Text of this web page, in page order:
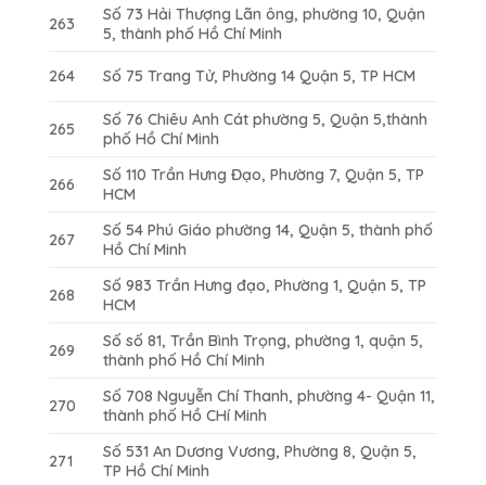
263
Số 73 Hải Thượng Lãn ông, phường 10, Quận
5, thành phố Hồ Chí Minh
264 Số 75 Trang Tử, Phường 14 Quận 5, TP HCM
265
Số 76 Chiêu Anh Cát phường 5, Quận 5,thành
phố Hồ Chí Minh
266
Số 110 Trần Hưng Đạo, Phường 7, Quận 5, TP
HCM
267
Số 54 Phú Giáo phường 14, Quận 5, thành phố
Hồ Chí Minh
268
Số 983 Trần Hưng đạo, Phường 1, Quận 5, TP
HCM
269
Số số 81, Trần Bình Trọng, phường 1, quận 5,
thành phố Hồ Chí Minh
270
Số 708 Nguyễn Chí Thanh, phường 4- Quận 11,
thành phố Hồ CHí Minh
271
Số 531 An Dương Vương, Phường 8, Quận 5,
TP Hồ Chí Minh